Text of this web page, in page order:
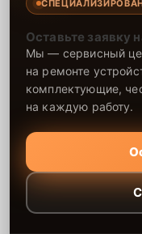
Оставьте заявку
Мы — сервисный
на ремонте
комплектующие,
на каждую работу.